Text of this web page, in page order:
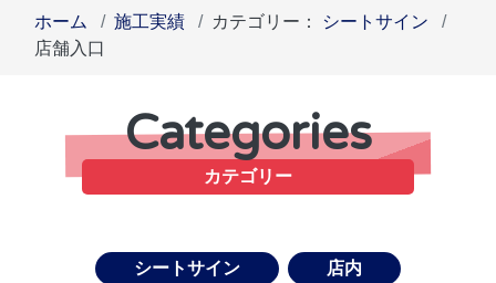
ホーム 施工実績 カテゴリー：
シートサイン
店舗入口
Categories
カテゴリー
シートサイン 店内